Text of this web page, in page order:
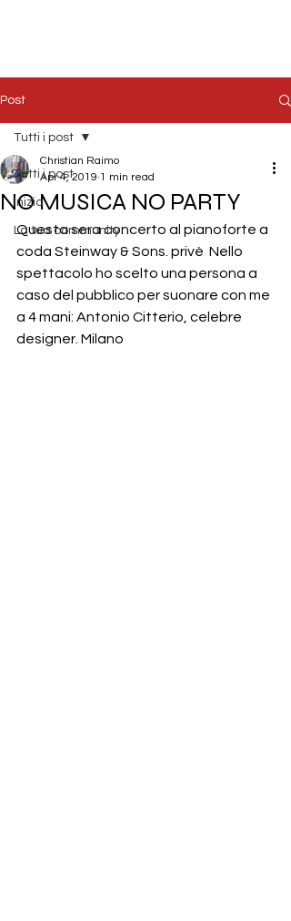
Post
Tutti i post
Inizia
La tua community
Tutti i post
NO MUSICA NO PARTY
Christian Raimo
Apr 4, 2019 1 min read
Questa sera concerto al pianoforte a
coda Steinway & Sons. privè  Nello
spettacolo ho scelto una persona a
caso del pubblico per suonare con me
a 4 mani: Antonio Citterio, celebre
designer. Milano